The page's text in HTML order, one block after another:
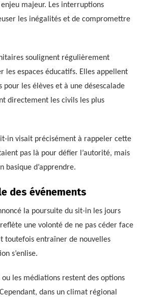
majeur. Les interruptions
les inégalités et de compromettre
soulignent régulièrement
les espaces éducatifs. Elles appellent
pour les élèves et à une désescalade
directement les civils les plus
in visait précisément à rappeler cette
pas là pour défier l’autorité, mais
basique d’apprendre.
des événements
la poursuite du sit-in les jours
une volonté de ne pas céder face
toutefois entraîner de nouvelles
s’enlise.
ou les médiations restent des options
dans un climat régional